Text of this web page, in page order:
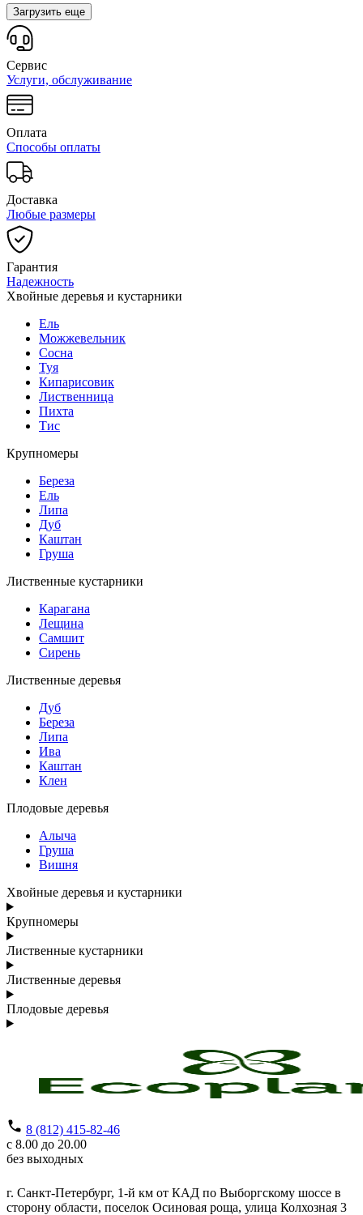
Загрузить еще
Сервис
Услуги, обслуживание
Оплата
Способы оплаты
Доставка
Любые размеры
Гарантия
Надежность
Хвойные деревья и кустарники
Ель
Можжевельник
Сосна
Туя
Кипарисовик
Лиственница
Пихта
Тис
Крупномеры
Береза
Ель
Липа
Дуб
Каштан
Груша
Лиственные кустарники
Карагана
Лещина
Самшит
Сирень
Лиственные деревья
Дуб
Береза
Липа
Ива
Каштан
Клен
Плодовые деревья
Алыча
Груша
Вишня
Хвойные деревья и кустарники
Крупномеры
Лиственные кустарники
Лиственные деревья
Плодовые деревья
8 (812) 415-82-46
с 8.00 до 20.00
без выходных
г. Санкт-Петербург, 1-й км от КАД по Выборгскому шоссе в
сторону области, поселок Осиновая роща, улица Колхозная 3